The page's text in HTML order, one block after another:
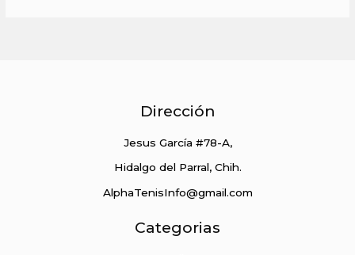
Dirección
Jesus García #78-A,
Hidalgo del Parral, Chih.
AlphaTenisInfo@gmail.com
Categorias